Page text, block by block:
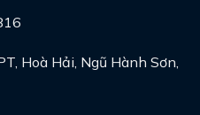
Hoà Hải, Ngũ Hành Sơn,